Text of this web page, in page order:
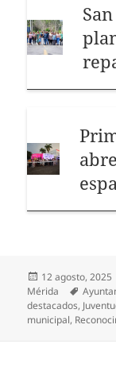
Publicado
el
12 agosto, 2025
Mérida
destacados,
municipal,